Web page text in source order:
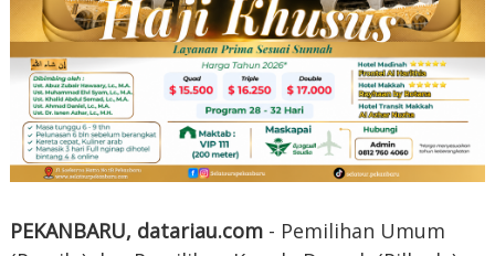
PEKANBARU, datariau.com- Pemilihan Umum